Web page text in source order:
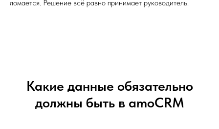
ломается. Решение всё равно принимает руководитель.
Какие данные обязательно
должны быть в amoCRM